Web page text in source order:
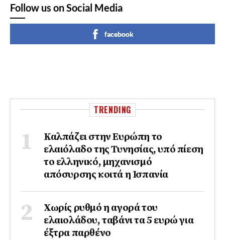
Follow us on Social Media
facebook
TRENDING
Καλπάζει στην Ευρώπη το
ελαιόλαδο της Τυνησίας, υπό πίεση
το ελληνικό, μηχανισμό
απόσυρσης κοιτά η Ισπανία
Χωρίς ρυθμό η αγορά του
ελαιολάδου, ταβάνι τα 5 ευρώ για
έξτρα παρθένο